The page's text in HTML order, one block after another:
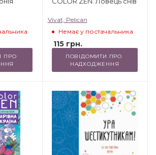
ПРО
Vivat, Pelican
Немає у постачальника
115грн.
ПОВІДОМИТИ ПРО
НАДХОДЖЕННЯ